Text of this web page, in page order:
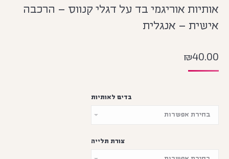
אותיות אוריגמי בד על דגלי קנווס – הרכבה
אישית – אנגלית
₪40.00
בדים לאותיות
צורת תלייה